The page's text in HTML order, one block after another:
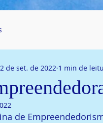
de set. de 2022 1 min de
de